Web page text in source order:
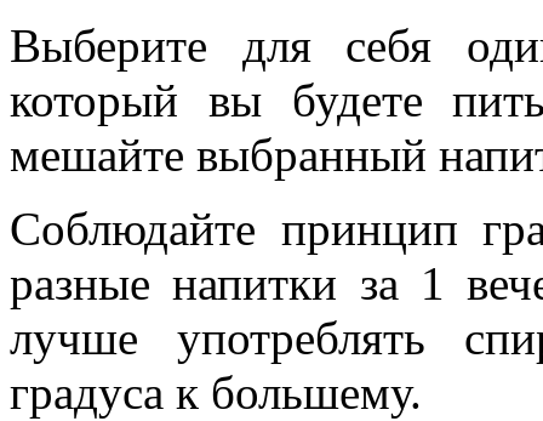
Выберите для себя
который вы будете
мешайте выбранный
Соблюдайте принцип
разные напитки за 1
лучше употреблять
градуса к большему.